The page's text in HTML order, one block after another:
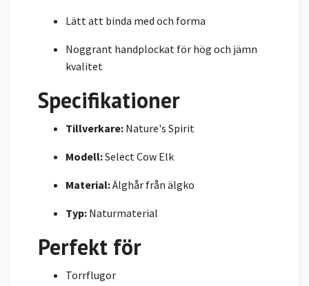
Lätt att binda med och forma
Noggrant handplockat för hög och jämn
kvalitet
Specifikationer
Tillverkare: Nature's Spirit
Modell:Select Cow Elk
Material:Älghår från älgko
Typ: Naturmaterial
Perfekt för
Torrflugor